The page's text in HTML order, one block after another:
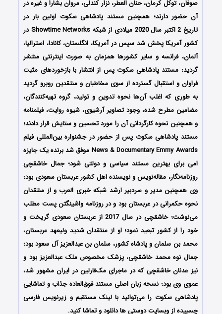
صوفان، توکل کرمان، حنان العطر، نزار کندلی، مروان بشارا و غیره در
آن حضور دارند؛ همچنین مستند پادشاهی سکوت اولین بار در
تاریخ 2 اکتبر سال 2020 میلادی از شبکه Showtime Networks در
کشور آمریکا پخش شد سپس در آمریکا، انگلستان، کانادا، استرالیا،
آلمان، فرانسه و سایر کشورها همزمان به صورت اینترنتی منتشر
گردید؛ مستند پادشاهی سکوت پس از انتشار با بازخوردهای مثبت
فراوان و استقبال گسترده از سوی مخاطبان و منتقدین روبرو گردید
به طوری که اغلب آن‌ها نحوه تدوین و تولید، گروه تهیه‌کنندگان،
مضامین مطرح شده، وجود تصاویر آرشیوی، شیوه روایت، فیلمنامه
و همچنین نحوه کارگردانی آن را مورد تحسین و ستایش قرار دادند؛
مستند پادشاهی سکوت پس از حضور در جشنواره بین‌المللی فیلم
News & Documentary Emmy Awards موفق شد برنده یک جایزه
امی برای بهترین مستند سیاسی و دولتی شود؛ جمال خاشقچی
روزنامه‌نگار، مقاله‌نویس و نویسنده اهل کشور عربستان سعودی بود؛
وی همچنین مدیر و سردبیر ارشد شبکه خبری العرب و از منتقدان
نحوه حکمرانی در عربستان بود و در روزنامه واشینگتن پست مطلب
می‌نوشت؛ خاشقچی در سال 2017 از عربستان سعودی گریخت و
خود را از کشور تبعید نمود؛ او از منتقدان شدید ولیعهد عربستان،
محمد بن سلمان و پادشاه کشور، سلمان بن عبدالعزیز آل سعود بود؛
جمال نوه محمد خاشقچی، پزشک مخصوص ملک عبدالعزیز بود و
نیز عدنان خاشقچی که در ماجرای مک‌فارلین در ایران مشهور شد،
عموی وی بود؛ نسخه زبان اصلی مستند فوق‌العاده جذاب و تماشایی
پادشاهی سکوت را می‌توانید با لینک مستقیم و زیرنویس فارسی
چسبیده از وبسایت دوستی ها دانلود و تماشا کنید.